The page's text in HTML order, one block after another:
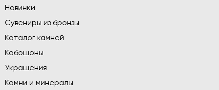
Новинки
Сувениры из бронзы
Каталог камней
Кабошоны
Украшения
Камни и минералы